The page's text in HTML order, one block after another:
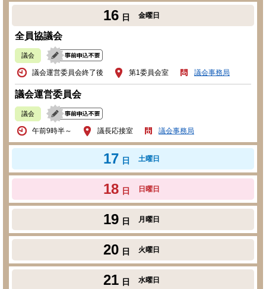
16 日 金曜日
全員協議会
議会
議会運営委員会終了後 第1委員会室 議会事務局
議会運営委員会
議会
午前9時半～ 議長応接室 議会事務局
17 日 土曜日
18 日 日曜日
19 日 月曜日
20 日 火曜日
21 日 水曜日